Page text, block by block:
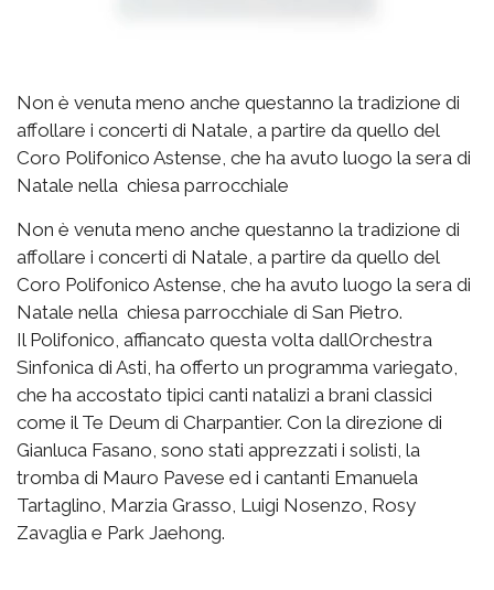
Non è venuta meno anche questanno la tradizione di
affollare i concerti di Natale, a partire da quello del
Coro Polifonico Astense, che ha avuto luogo la sera di
Natale nella chiesa parrocchiale
Non è venuta meno anche questanno la tradizione di
affollare i concerti di Natale, a partire da quello del
Coro Polifonico Astense, che ha avuto luogo la sera di
Natale nella chiesa parrocchiale di San Pietro.
Il Polifonico, affiancato questa volta dallOrchestra
Sinfonica di Asti, ha offerto un programma variegato,
che ha accostato tipici canti natalizi a brani classici
come il Te Deum di Charpantier. Con la direzione di
Gianluca Fasano, sono stati apprezzati i solisti, la
tromba di Mauro Pavese ed i cantanti Emanuela
Tartaglino, Marzia Grasso, Luigi Nosenzo, Rosy
Zavaglia e Park Jaehong.